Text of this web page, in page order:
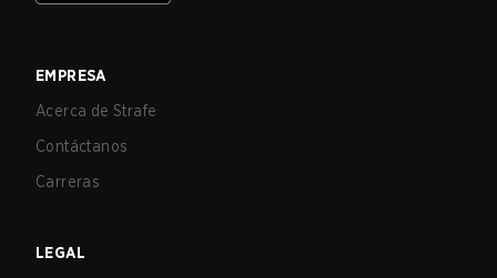
EMPRESA
Acerca de Strafe
Contáctanos
Carreras
LEGAL